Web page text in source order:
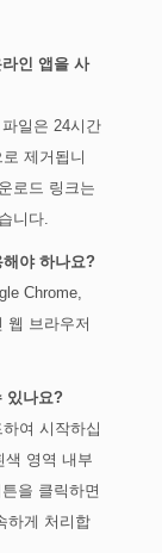
인 앱을 사
일은 24시간
제거됩니
로드 링크는
니다.
야 하나요?
Chrome,
웹 브라우저
있나요?
여 시작하십
색 영역 내부
을 클릭하면
하게 처리합